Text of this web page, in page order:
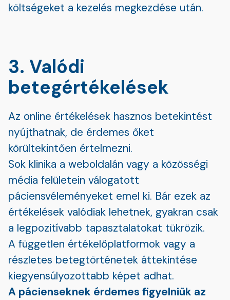
költségeket a kezelés megkezdése után.
3. Valódi
betegértékelések
Az online értékelések hasznos betekintést
nyújthatnak, de érdemes őket
körültekintően értelmezni.
Sok klinika a weboldalán vagy a közösségi
média felületein válogatott
páciensvéleményeket emel ki. Bár ezek az
értékelések valódiak lehetnek, gyakran csak
a legpozitívabb tapasztalatokat tükrözik.
A független értékelőplatformok vagy a
részletes betegtörténetek áttekintése
kiegyensúlyozottabb képet adhat.
A pácienseknek érdemes figyelniük az